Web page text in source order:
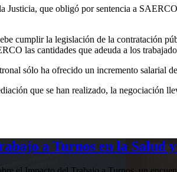
que obligó por sentencia a
cumplir la legislación de la contratación
las cantidades que adeuda a los
sólo ha ofrecido un incremento salarial
que se han realizado, la negociación
a Turnos en la Salud